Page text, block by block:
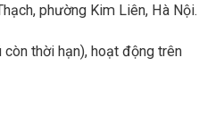
phường Kim Liên, Hà Nội.
thời hạn), hoạt động trên